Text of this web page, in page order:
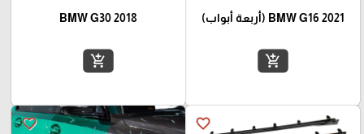
BMW G16 2021 (أربعة أبواب)
add_shopping_cart
BMW G30 2018
add_shopping_cart
favorite_border
favorite_border